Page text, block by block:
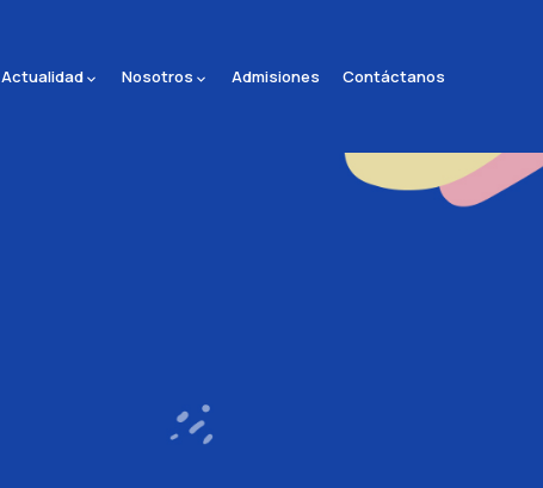
Actualidad Nosotros Admisiones Contáctanos